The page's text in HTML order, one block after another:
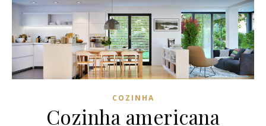
COZINHA
Cozinha americana